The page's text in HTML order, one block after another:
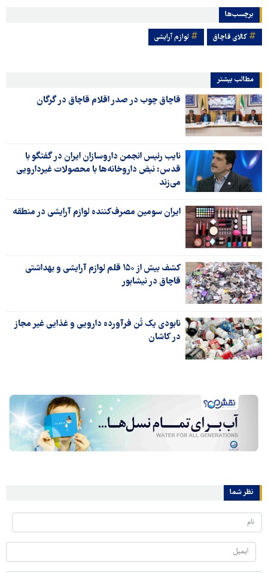
برچسب‌ها
کالای قاچاق لوازم آرایشی
مطالب بیشتر
قاچاق چوب در صدر اقلام قاچاق در گرگان
نایب رئیس انجمن داروسازان ایران در گفتگو با
قدس: نبض داروخانه‌ها با محصولات غیردارویی
می‌زند
ایران سومین مصرف‌کننده لوازم آرایشی در منطقه
کشف بیش از ۱۵۰ قلم لوازم آرایشی و بهداشتی
قاچاق در نیشابور
نابودی یک تُن فرآورده‌ دارویی و غذایی غیر مجاز
در کاشان
نظر شما